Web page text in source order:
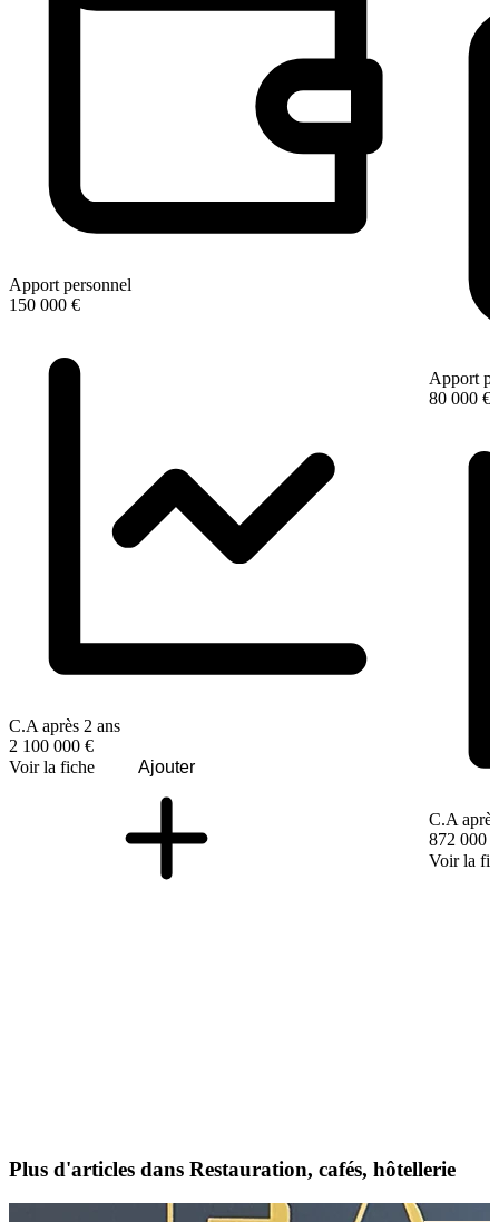
Apport personnel
150 000 €
C.A après 2 ans
2 100 000 €
Voir la fiche
Ajouter
Apport
80 000 €
C.A
872 000 €
Voir la
Plus d'articles dans Restauration, cafés, hôtellerie